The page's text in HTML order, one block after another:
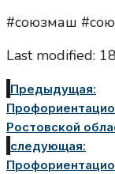
#союзмаш
Last modified:
Предыдущая:
Ростовской
следующая: